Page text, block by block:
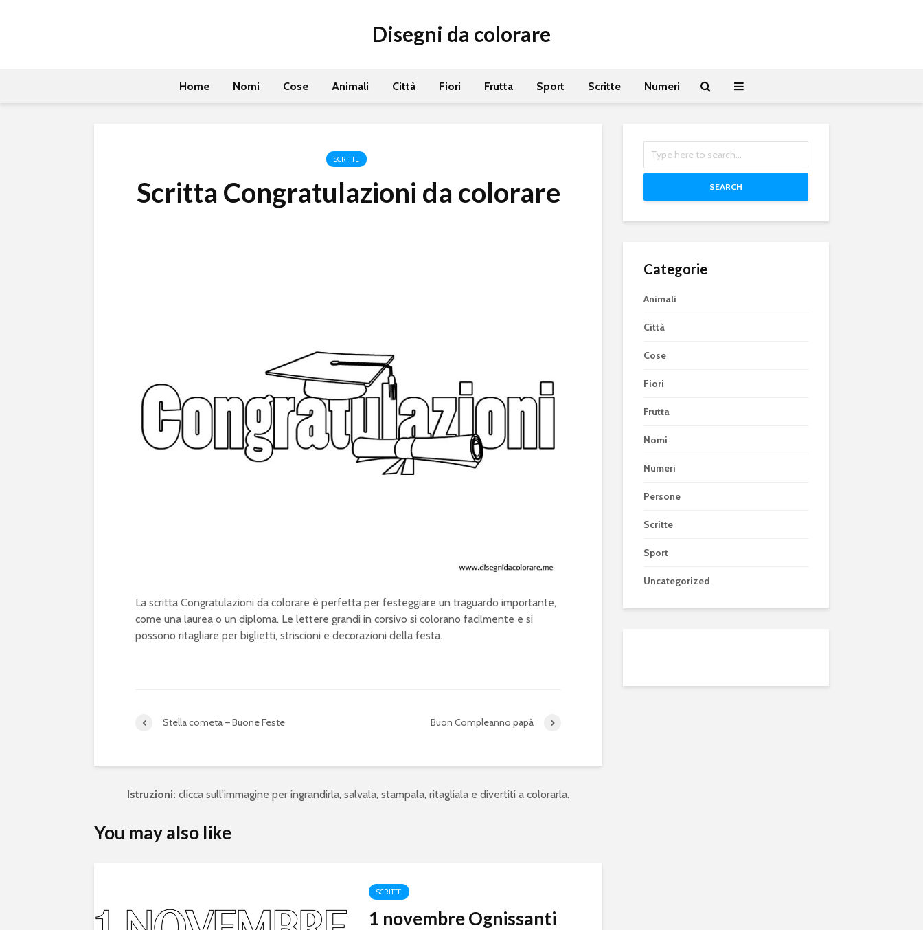
Disegni da colorare
Home Nomi Cose Animali Città Fiori Frutta Sport Scritte Numeri
SCRITTE
Scritta Congratulazioni da colorare
La scritta Congratulazioni da colorare è perfetta per festeggiare un traguardo importante,
come una laurea o un diploma. Le lettere grandi in corsivo si colorano facilmente e si
possono ritagliare per biglietti, striscioni e decorazioni della festa.
Stella cometa – Buone Feste Buon Compleanno papà
Istruzioni: clicca sull'immagine per ingrandirla, salvala, stampala, ritagliala e divertiti a colorarla.
You may also like
SCRITTE
1 novembre Ognissanti
SEARCH
Categorie
Animali
Città
Cose
Fiori
Frutta
Nomi
Numeri
Persone
Scritte
Sport
Uncategorized